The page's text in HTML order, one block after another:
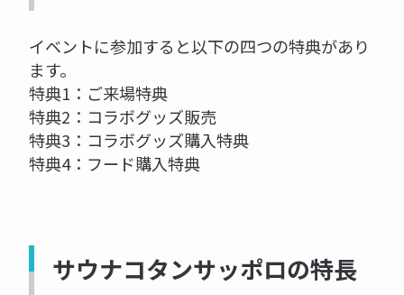
イベントに参加すると以下の四つの特典があり
ます。
特典1：ご来場特典
特典2：コラボグッズ販売
特典3：コラボグッズ購入特典
特典4：フード購入特典
サウナコタンサッポロの特長